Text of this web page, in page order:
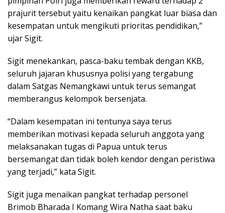
prajurit tersebut yaitu kenaikan pangkat luar biasa dan
kesempatan untuk mengikuti prioritas pendidikan,”
ujar Sigit.
Sigit menekankan, pasca-baku tembak dengan KKB,
seluruh jajaran khususnya polisi yang tergabung
dalam Satgas Nemangkawi untuk terus semangat
memberangus kelompok bersenjata.
“Dalam kesempatan ini tentunya saya terus
memberikan motivasi kepada seluruh anggota yang
melaksanakan tugas di Papua untuk terus
bersemangat dan tidak boleh kendor dengan peristiwa
yang terjadi,” kata Sigit.
Sigit juga menaikan pangkat terhadap personel
Brimob Bharada I Komang Wira Natha saat baku